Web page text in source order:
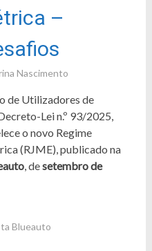
–
Nascimento
de Utilizadores de
Lei n.º 93/2025,
o novo Regime
(RJME), publicado na
, desetembro de
Blueauto